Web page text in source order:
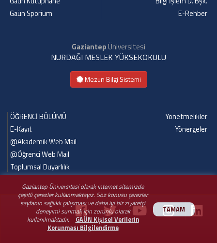
Gaziantep Üniversitesi olarak internet sitemizde
çeşitli çerezler kullanmaktayız. Söz konusu çerezler
sayfanın sağlıklı çalışması ve daha iyi bir ziyaretçi
deneyimi sunmak için zorunlu olarak
kullanılmaktadır.
GAÜN Kişisel Verilerin
Korunması Bilgilendirme
TAMAM
Gaün Sporium
E-Rehber
GaziantepÜniversitesi
NURDAĞI MESLEK YÜKSEKOKULU
Mezun Bilgi Sistemi
ÖĞRENCİ BÖLÜMÜ
E-Kayıt
@Akademik Web Mail
@Öğrenci Web Mail
Toplumsal Duyarlılık
Yönetmelikler
Yönergeler